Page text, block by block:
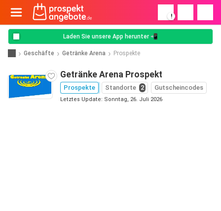
!
Laden Sie unsere App herunter 📲
Geschäfte Getränke Arena Prospekte
Getränke Arena Prospekt
Prospekte Standorte 2 Gutscheincodes
Letztes Update: Sonntag, 26. Juli 2026